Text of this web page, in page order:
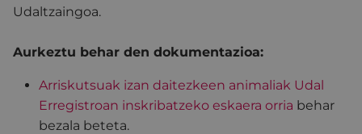
Udaltzaingoa.
Aurkeztu behar den dokumentazioa:
Arriskutsuak izan daitezkeen animaliak Udal
Erregistroan inskribatzeko eskaera orria behar
bezala beteta.